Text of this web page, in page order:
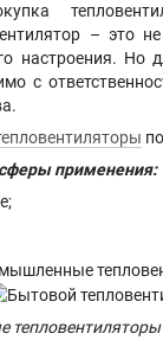
– это
настроения. Но
с
применения: